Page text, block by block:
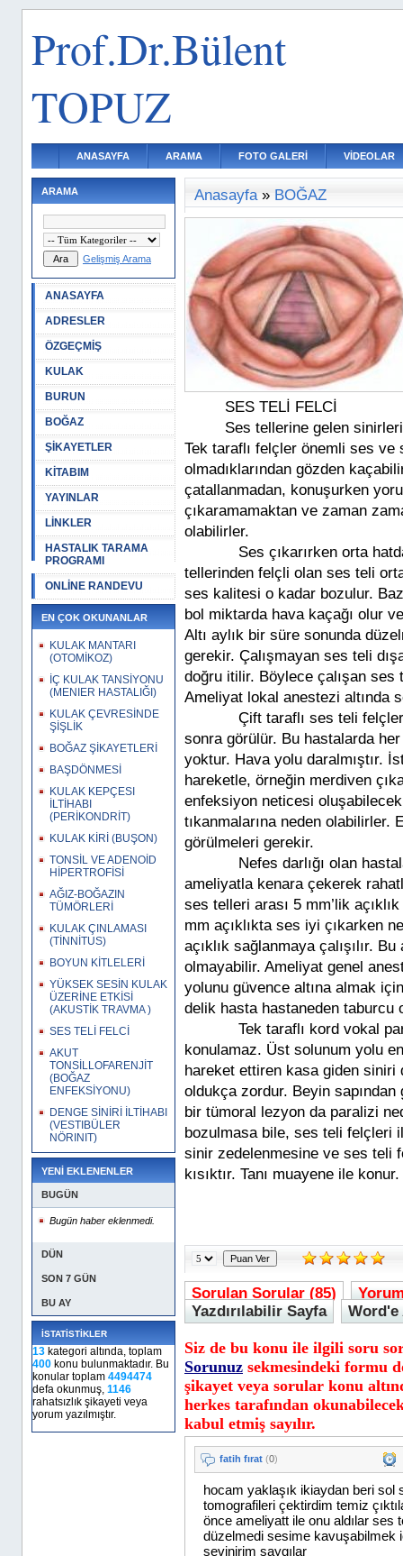
Prof.Dr.Bülent
TOPUZ
ANASAYFA ARAMA FOTO GALERİ VİDEOLAR
ARAMA
Gelişmiş Arama
ANASAYFA
ADRESLER
ÖZGEÇMİŞ
KULAK
BURUN
BOĞAZ
ŞİKAYETLER
KİTABIM
YAYINLAR
LİNKLER
HASTALIK TARAMA
PROGRAMI
ONLİNE RANDEVU
EN ÇOK OKUNANLAR
KULAK MANTARI
(OTOMİKOZ)
İÇ KULAK TANSİYONU
(MENIER HASTALIĞI)
KULAK ÇEVRESİNDE
ŞİŞLİK
BOĞAZ ŞİKAYETLERİ
BAŞDÖNMESİ
KULAK KEPÇESI
İLTİHABI
(PERİKONDRİT)
KULAK KİRİ (BUŞON)
TONSİL VE ADENOİD
HİPERTROFİSİ
AĞIZ-BOĞAZIN
TÜMÖRLERİ
KULAK ÇINLAMASI
(TİNNİTUS)
BOYUN KİTLELERİ
YÜKSEK SESİN KULAK
ÜZERİNE ETKİSİ
(AKUSTİK TRAVMA )
SES TELİ FELCİ
AKUT
TONSİLLOFARENJİT
(BOĞAZ
ENFEKSİYONU)
DENGE SİNİRİ İLTİHABI
(VESTIBÜLER
NÖRINIT)
YENİ EKLENENLER
BUGÜN
Bugün haber eklenmedi.
DÜN
SON 7 GÜN
BU AY
İSTATİSTİKLER
13 kategori altında, toplam
400 konu bulunmaktadır. Bu
konular toplam 4494474
defa okunmuş, 1146
rahatsızlık şikayeti veya
yorum yazılmıştır.
Anasayfa» BOĞAZ
SES TELİ FELCİ
Ses tellerine gelen sinirlerin
Tek taraflı felçler önemli ses ve
olmadıklarından gözden
çatallanmadan, konuşurken
çıkaramamaktan ve zaman
olabilirler.
Ses çıkarırken orta hatda
tellerinden felçli olan ses teli
ses kalitesi o kadar bozulur.
bol miktarda hava kaçağı
Altı aylık bir süre sonunda
gerekir. Çalışmayan ses teli
doğru itilir. Böylece çalışan ses
Ameliyat lokal anestezi altında
Çift taraflı ses teli felçleri
sonra görülür. Bu hastalarda
yoktur. Hava yolu daralmıştır.
hareketle, örneğin merdiven
enfeksiyon neticesi
tıkanmalarına neden olabilirler.
görülmeleri gerekir.
Nefes darlığı olan
ameliyatla kenara çekerek
ses telleri arası 5 mm’lik
mm açıklıkta ses iyi çıkarken
açıklık sağlanmaya çalışılır.
olmayabilir. Ameliyat genel
yolunu güvence altına almak
delik hasta hastaneden taburcu
Tek taraflı kord vokal
konulamaz. Üst solunum yolu
hareket ettiren kasa giden
oldukça zordur. Beyin
bir tümoral lezyon da paralizi
bozulmasa bile, ses teli felçleri
sinir zedelenmesine ve ses teli
kısıktır. Tanı muayene ile konur.
Sorulan Sorular (85)
Yazdırılabilir Sayfa
Word'e
Siz de bu konu ile ilgili soru
Sorunuz sekmesindeki formu
şikayet veya sorular konu
herkes tarafından
kabul etmiş sayılır.